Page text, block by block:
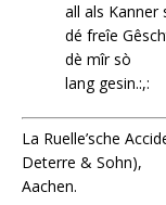
all als Kanner
dé freîe
dè mîr sò
lang gesin.:,:
La Ruelle’sche
Deterre & Sohn),
Aachen.